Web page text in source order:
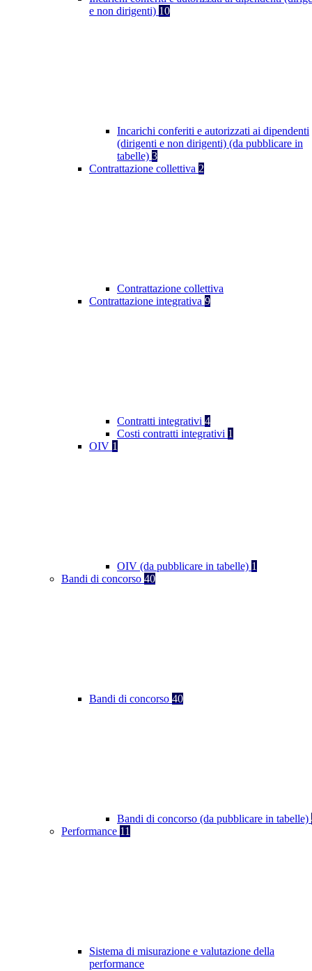
e non dirigenti) 10
Incarichi conferiti e autorizzati ai dipendenti
(dirigenti e non dirigenti) (da pubblicare in
tabelle) 3
Contrattazione collettiva 2
Contrattazione collettiva
Contrattazione integrativa 9
Contratti integrativi 4
Costi contratti integrativi 1
OIV 1
OIV (da pubblicare in tabelle) 1
Bandi di concorso 40
Bandi di concorso 40
Bandi di concorso (da pubblicare in tabelle)
Performance 11
Sistema di misurazione e valutazione della
performance